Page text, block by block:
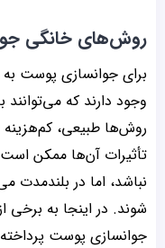
روش‌های خانگی
برای جوانسازی پوست
وجود دارند که
روش‌ها طبیعی،
تأثیرات آن‌ها ممکن
نباشد، اما در
شوند. در اینجا به
جوانسازی پوست